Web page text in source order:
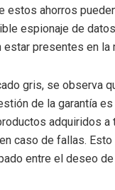
estos ahorros
espionaje de
presentes en la
gris, se observa
de la garantía
adquiridos a
caso de fallas. Esto
entre el deseo